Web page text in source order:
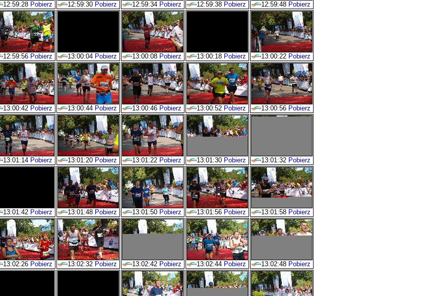
12:59:28 Pobierz 12:59:30 Pobierz 12:59:34 Pobierz 12:59:38 Pobierz 12:59:48 Pobierz
12:59:56 Pobierz 13:00:04 Pobierz 13:00:08 Pobierz 13:00:18 Pobierz 13:00:22 Pobierz
13:00:42 Pobierz 13:00:44 Pobierz 13:00:46 Pobierz 13:00:52 Pobierz 13:00:56 Pobierz
13:01:14 Pobierz 13:01:20 Pobierz 13:01:22 Pobierz 13:01:30 Pobierz 13:01:32 Pobierz
13:01:42 Pobierz 13:01:48 Pobierz 13:01:50 Pobierz 13:01:56 Pobierz 13:01:58 Pobierz
13:02:26 Pobierz 13:02:32 Pobierz 13:02:42 Pobierz 13:02:44 Pobierz 13:02:48 Pobierz